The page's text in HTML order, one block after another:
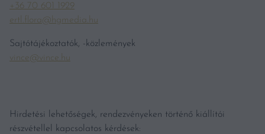
+36 70 601 1929
ertl.flora@hgmedia.hu
Sajtótájékoztatók, -közlemények
vince@vince.hu
Hirdetési lehetőségek, rendezvényeken történő kiállítói
részvétellel kapcsolatos kérdések: